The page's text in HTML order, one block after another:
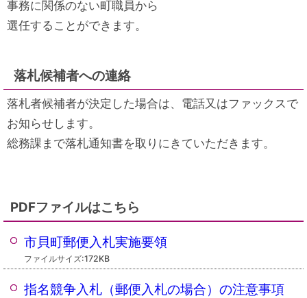
事務に関係のない町職員から
選任することができます。
落札候補者への連絡
落札者候補者が決定した場合は、電話又はファックスで
お知らせします。
総務課まで落札通知書を取りにきていただきます。
PDFファイルはこちら
市貝町郵便入札実施要領
ファイルサイズ:172KB
指名競争入札（郵便入札の場合）の注意事項